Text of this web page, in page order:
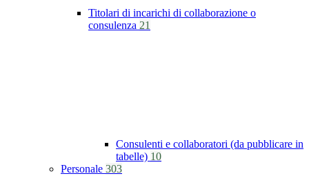
Titolari di incarichi di collaborazione o
consulenza 21
Consulenti e collaboratori (da pubblicare in
tabelle) 10
Personale 303